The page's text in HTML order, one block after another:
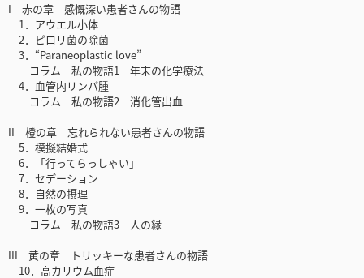
I 赤の章 感慨深い患者さんの物語
1．アウエル小体
2．ピロリ菌の除菌
3．“Paraneoplastic love”
コラム 私の物語1 年末の化学療法
4．血管内リンパ腫
コラム 私の物語2 消化管出血
II 橙の章 忘れられない患者さんの物語
5．模擬結婚式
6．「行ってらっしゃい」
7．セデーション
8．自然の摂理
9．一枚の写真
コラム 私の物語3 人の縁
III 黄の章 トリッキーな患者さんの物語
10．高カリウム血症